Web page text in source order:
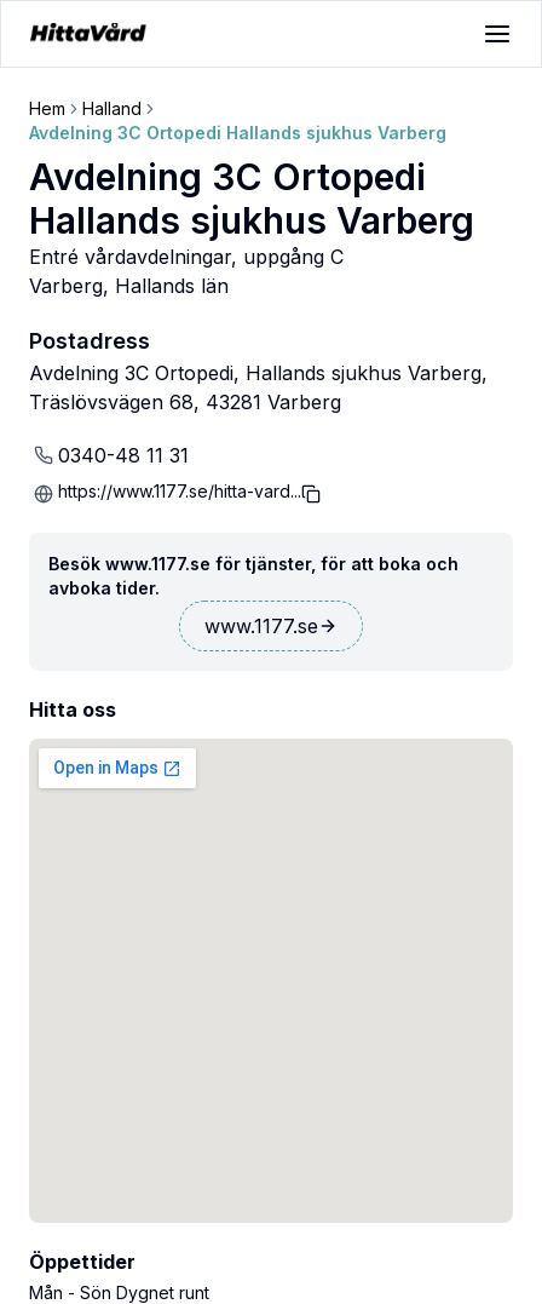
Hem
Halland
Avdelning 3C Ortopedi Hallands sjukhus Varberg
Avdelning 3C Ortopedi
Hallands sjukhus Varberg
Entré vårdavdelningar, uppgång C
Varberg, Hallands län
Postadress
Avdelning 3C Ortopedi, Hallands sjukhus Varberg,
Träslövsvägen 68, 43281 Varberg
0340-48 11 31
https://www.1177.se/hitta-vard...
Besök www.1177.se för tjänster, för att boka och
avboka tider.
www.1177.se
Hitta oss
Öppettider
Mån - Sön Dygnet runt